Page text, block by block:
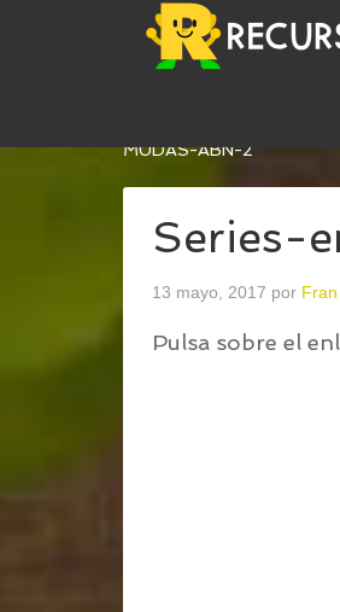
MUDAS-ABN-2
Series-
13 mayo, 2017 por
Pulsa sobre el